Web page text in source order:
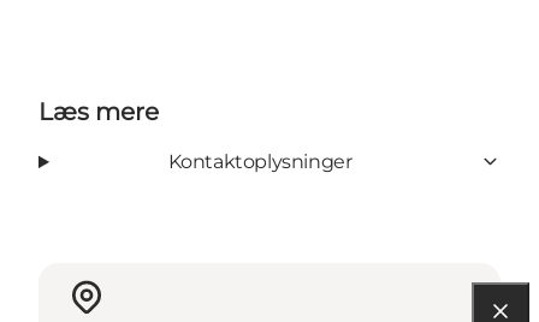
Læs mere
Kontaktoplysninger